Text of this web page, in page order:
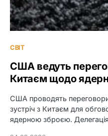
СВІТ
США ведуть
Китаєм щодо
США проводять
зустріч з Китаєм для
ядерною зброєю.